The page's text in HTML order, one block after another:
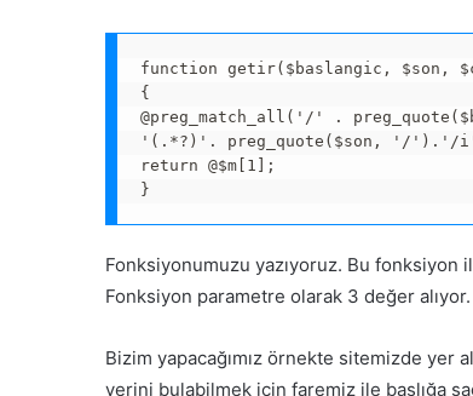
function getir($baslangic, $son,
{
@preg_match_all('/' .
'(.*?)'. preg_quote($son, '/').'/i',
return @$m[1];
}
Fonksiyonumuzu yazıyoruz. Bu
Fonksiyon parametre olarak 3 değer
Bizim yapacağımız örnekte sitemizde yer
yerini bulabilmek için faremiz ile başlığa